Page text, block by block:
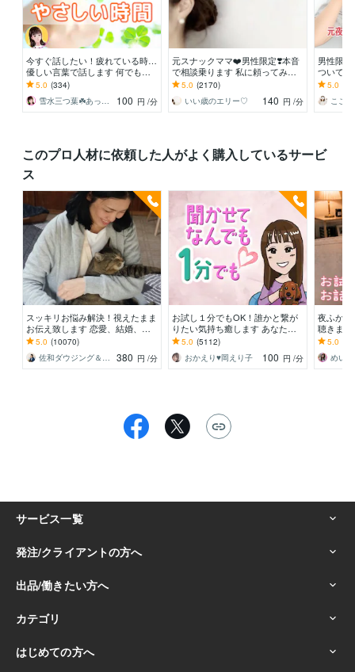
今すぐ話したい！疲れている時…
優しい言葉で話します 何でもど
うぞ✨愚痴/恋愛♡/雑談/寂しい/モ
ヤモヤ/楽しい♪
5.0 (334)
雪水三つ葉☘️あったかコミュニケーション
100 円 /分
元スナックママ❤️男性限定❣️本音
で相談乗ります 私に頼ってみま
せんか❤️ 味方になります。
5.0 (2170)
いい歳のエリー♡
140 円 /分
男性限
ついて
きな趣
ʕ•ᴥ•ʔ
5.0
ここ
このプロ人材に依頼した人がよく購入しているサービ
ス
スッキリお悩み解決！視えたまま
お伝え致します 恋愛、結婚、人
間関係、仕事、人生、ペットの気
持ち等◎祈願付き
5.0 (10070)
佐和ダウジング＆スピリットメンター
380 円 /分
お試し１分でもOK！誰かと繋が
りたい気持ち癒します あなたが
主役/カウンセリングじゃない/た
だ静かに寄り添います
5.0 (5112)
おかえり♥️岡えり子
100 円 /分
夜ふか
聴きま
話まで
どうぞ♡
5.0
めい☘️